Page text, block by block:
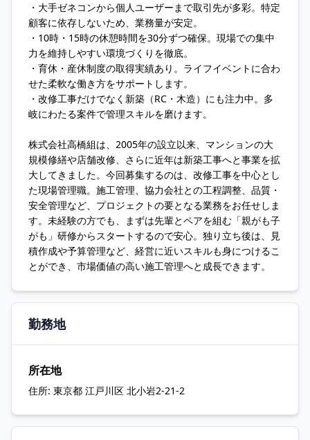
・大手ゼネコンから個人ユーザーまで取引先が多彩。特定
顧客に依存しないため、業務量が安定。
・10時・15時の休憩時間を30分ずつ確保。現場での集中
力を維持しやすい環境づくりを徹底。
・育休・産休制度の取得実績あり。ライフイベントに合わ
せた柔軟な働き方をサポートします。
・改修工事だけでなく新築（RC・木造）にも注力中。多
岐にわたる案件で管理スキルを磨けます。
株式会社高橋組は、2005年の設立以来、マンションの大
規模修繕や店舗改修、さらに近年は新築工事へと事業を拡
大してきました。今回募集するのは、改修工事を中心とし
た現場管理職。施工管理、協力会社との工程調整、品質・
安全管理など、プロジェクトの要となる業務をお任せしま
す。未経験の方でも、まずは先輩とペアを組む「親がも子
がも」研修からスタートするので安心。独り立ち後は、見
積作成や予算管理など、経営に近いスキルも身につけるこ
とができ、市場価値の高い施工管理へと成長できます。
勤務地
所在地
住所: 東京都 江戸川区 北小岩2-21-2